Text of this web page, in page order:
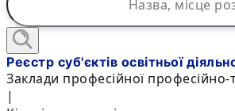
Реєстр суб'єктів освітньої
Заклади професійної професійно-
|